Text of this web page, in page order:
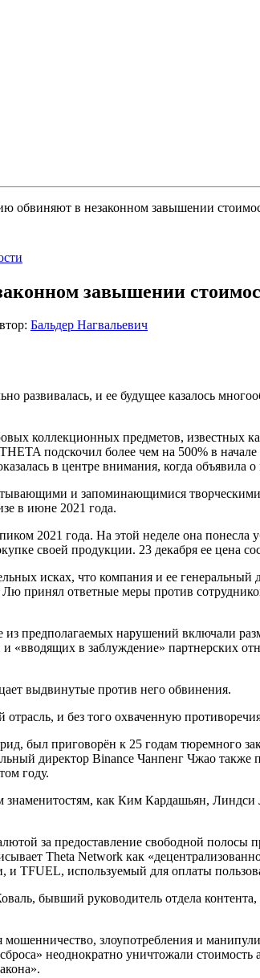
обвиняют в незаконном завышении
завышении
Бальдер Нагвальевич
развивалась, и ее будущее казалось
коллекционных предметов, известных
подскочил более чем на 500% в
в центре внимания, когда объявила о
и запоминающимися
в июне 2021 года.
2021 года. На этой неделе она понесла
своей продукции. 23 декабря ее цена
исках, что компания и ее
принял ответные меры против
предполагаемых нарушений включали
и «вводящих в заблуждение» партнерских
выдвинутые против него обвинения.
и без того охваченную
был приговорён к 25 годам тюремного
директор Binance Чанпенг Чжао также
году.
как Ким Кардашьян,
за предоставление свободной
Theta Network как
TFUEL, используемый для оплаты
бывший руководитель отдела контента,
мошенничество, злоупотребления и
неоднократно уничтожали стоимость